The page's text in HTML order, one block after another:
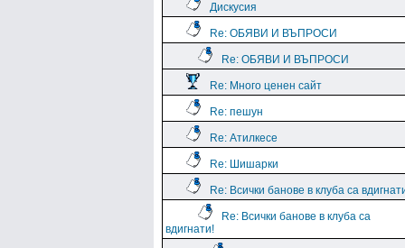
Дискусия
Re: ОБЯВИ И ВЪПРОСИ
Re: ОБЯВИ И ВЪПРОСИ
Re: Много ценен сайт
Re: пешун
Re: Атилкесе
Re: Шишарки
Re: Всички банове в клуба са
Re: Всички банове в клуба са
вдигнати!